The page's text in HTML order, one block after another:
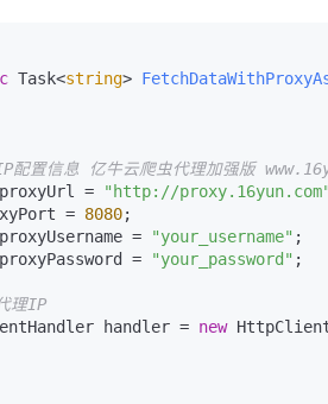
Task<string>
置信息 亿牛云爬虫代理加强版
proxyUrl = "http://proxy.16yun.com"
= 8080;
proxyUsername = "your_username" ;
proxyPassword = "your_password" ;
理IP
handler =
new